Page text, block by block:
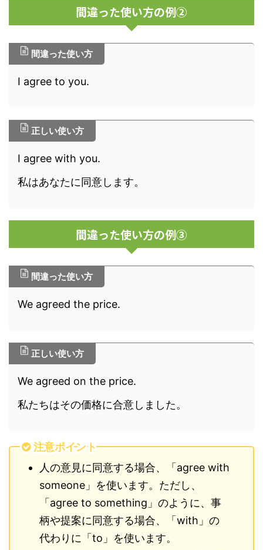
間違った使い方の例②
間違った使い方
I agree to you.
正しい使い方
I agree with you.
私はあなたに同意します。
間違った使い方の例③
間違った使い方
We agreed the price.
正しい使い方
We agreed on the price.
私たちはその価格に合意しました。
注意ポイント
人の意見に同意する場合、「agree with
someone」を使います。ただし、
「agree to something」のように、事
柄や提案に同意する場合、「with」の
代わりに「to」を使います。